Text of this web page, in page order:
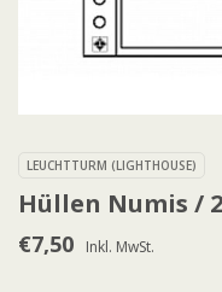
LEUCHTTURM (LIGHTHOUSE)
Hüllen Numis /
€7,50 Inkl. MwSt.